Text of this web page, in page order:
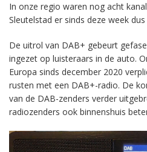
In onze regio waren nog acht
Sleutelstad er sinds deze week
De uitrol van DAB+ gebeurt
ingezet op luisteraars in de auto.
Europa sinds december 2020
rusten met een DAB+-radio. De
van de DAB-zenders verder
radiozenders ook binnenshuis